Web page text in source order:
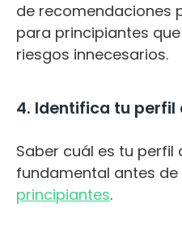
de recomendaciones
para principiantes
riesgos innecesarios.
4. Identifica tu perfil
Saber cuál es tu perfil
fundamental antes de
principiantes.